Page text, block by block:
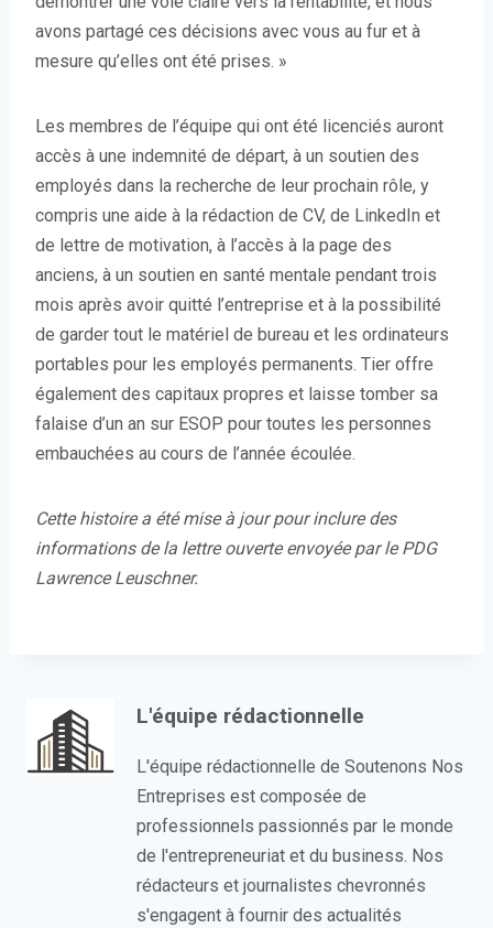
avons partagé ces décisions avec vous au fur et à
mesure qu’elles ont été prises. »
Les membres de l’équipe qui ont été licenciés auront
accès à une indemnité de départ, à un soutien des
employés dans la recherche de leur prochain rôle, y
compris une aide à la rédaction de CV, de LinkedIn et
de lettre de motivation, à l’accès à la page des
anciens, à un soutien en santé mentale pendant trois
mois après avoir quitté l’entreprise et à la possibilité
de garder tout le matériel de bureau et les ordinateurs
portables pour les employés permanents. Tier offre
également des capitaux propres et laisse tomber sa
falaise d’un an sur ESOP pour toutes les personnes
embauchées au cours de l’année écoulée.
Cette histoire a été mise à jour pour inclure des
informations de la lettre ouverte envoyée par le PDG
Lawrence Leuschner.
L'équipe rédactionnelle
L'équipe rédactionnelle de Soutenons Nos
Entreprises est composée de
professionnels passionnés par le monde
de l'entrepreneuriat et du business. Nos
rédacteurs et journalistes chevronnés
s'engagent à fournir des actualités